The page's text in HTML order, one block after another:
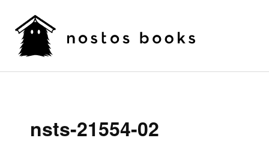
nsts-21554-02